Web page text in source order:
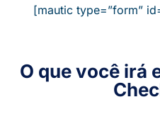
[mautic type=”form”
O que você irá